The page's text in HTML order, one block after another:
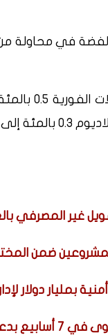
في محاولة
غير المصرفي
ضمن
بمليار دولار
الأمريكية